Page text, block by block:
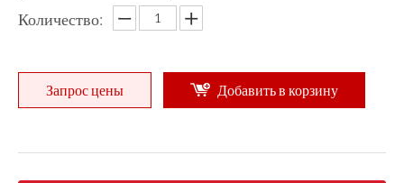
Количество:
Запрос цены Добавить в корзину